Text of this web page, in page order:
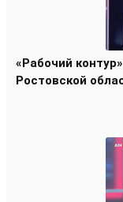
«Рабочий
Ростовской